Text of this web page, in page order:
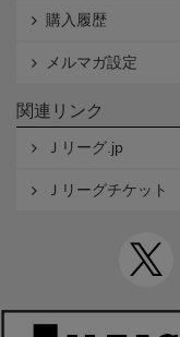
購入履歴
メルマガ設定
関連リンク
Ｊリーグ.jp
Ｊリーグチケット